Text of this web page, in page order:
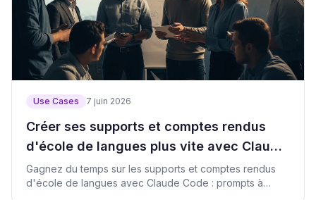
Use Cases 7 juin 2026
Créer ses supports et comptes rendus
d'école de langues plus vite avec Claude
Code
Gagnez du temps sur les supports et comptes rendus
d'école de langues avec Claude Code : prompts à